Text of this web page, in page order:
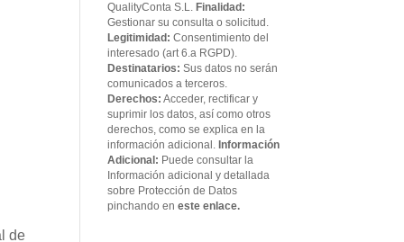
de
QualityConta S.L. Finalidad:
Gestionar su consulta o solicitud.
Legitimidad: Consentimiento del
interesado (art 6.a RGPD).
Destinatarios: Sus datos no serán
comunicados a terceros.
Derechos: Acceder, rectificar y
suprimir los datos, así como otros
derechos, como se explica en la
información adicional. Información
Adicional: Puede consultar la
Información adicional y detallada
sobre Protección de Datos
pinchando eneste enlace.